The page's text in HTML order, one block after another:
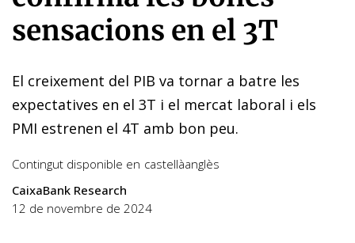
sensacions en el 3T
El creixement del PIB va tornar a batre les
expectatives en el 3T i el mercat laboral i els
PMI estrenen el 4T amb bon peu.
Contingut disponible en castellàanglès
CaixaBank Research
12 de novembre de 2024